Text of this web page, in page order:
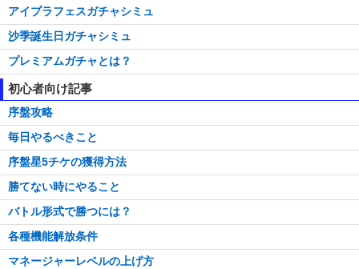
アイプラフェスガチャシミュ
沙季誕生日ガチャシミュ
プレミアムガチャとは？
初心者向け記事
序盤攻略
毎日やるべきこと
序盤星5チケの獲得方法
勝てない時にやること
バトル形式で勝つには？
各種機能解放条件
マネージャーレベルの上げ方